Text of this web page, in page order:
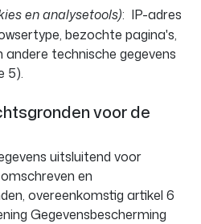
en analysetools): IP-adres
bezochte pagina's,
andere technische gegevens
5).
voor de
uitsluitend voor
en
overeenkomstig artikel 6
Gegevensbescherming